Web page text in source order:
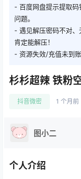
- 百度网盘提示提取
问题。
- 遇见解压密码不对
肯定能解压！
- 资源失效/充值未到
杉杉超辣 铁粉
抖音微密 1 个月前
图小二
个人介绍